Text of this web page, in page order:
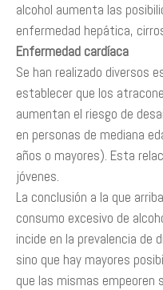
alcohol aumenta las
enfermedad hepática,
Enfermedad cardíaca
Se han realizado diversos
establecer que los
aumentan el riesgo de
en personas de mediana
años o mayores). Esta
jóvenes.
La conclusión a la que
consumo excesivo de
incide en la prevalencia de
sino que hay mayores
que las mismas empeoren